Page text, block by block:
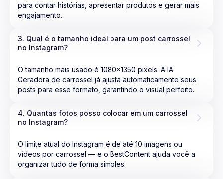
para contar histórias, apresentar produtos e gerar mais
engajamento.
3. Qual é o tamanho ideal para um post carrossel
no Instagram?
O tamanho mais usado é 1080x1350 pixels. A IA
Geradora de carrossel já ajusta automaticamente seus
posts para esse formato, garantindo o visual perfeito.
4. Quantas fotos posso colocar em um carrossel
no Instagram?
O limite atual do Instagram é de até 10 imagens ou
vídeos por carrossel — e o BestContent ajuda você a
organizar tudo de forma simples.